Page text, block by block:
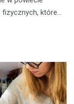
które…